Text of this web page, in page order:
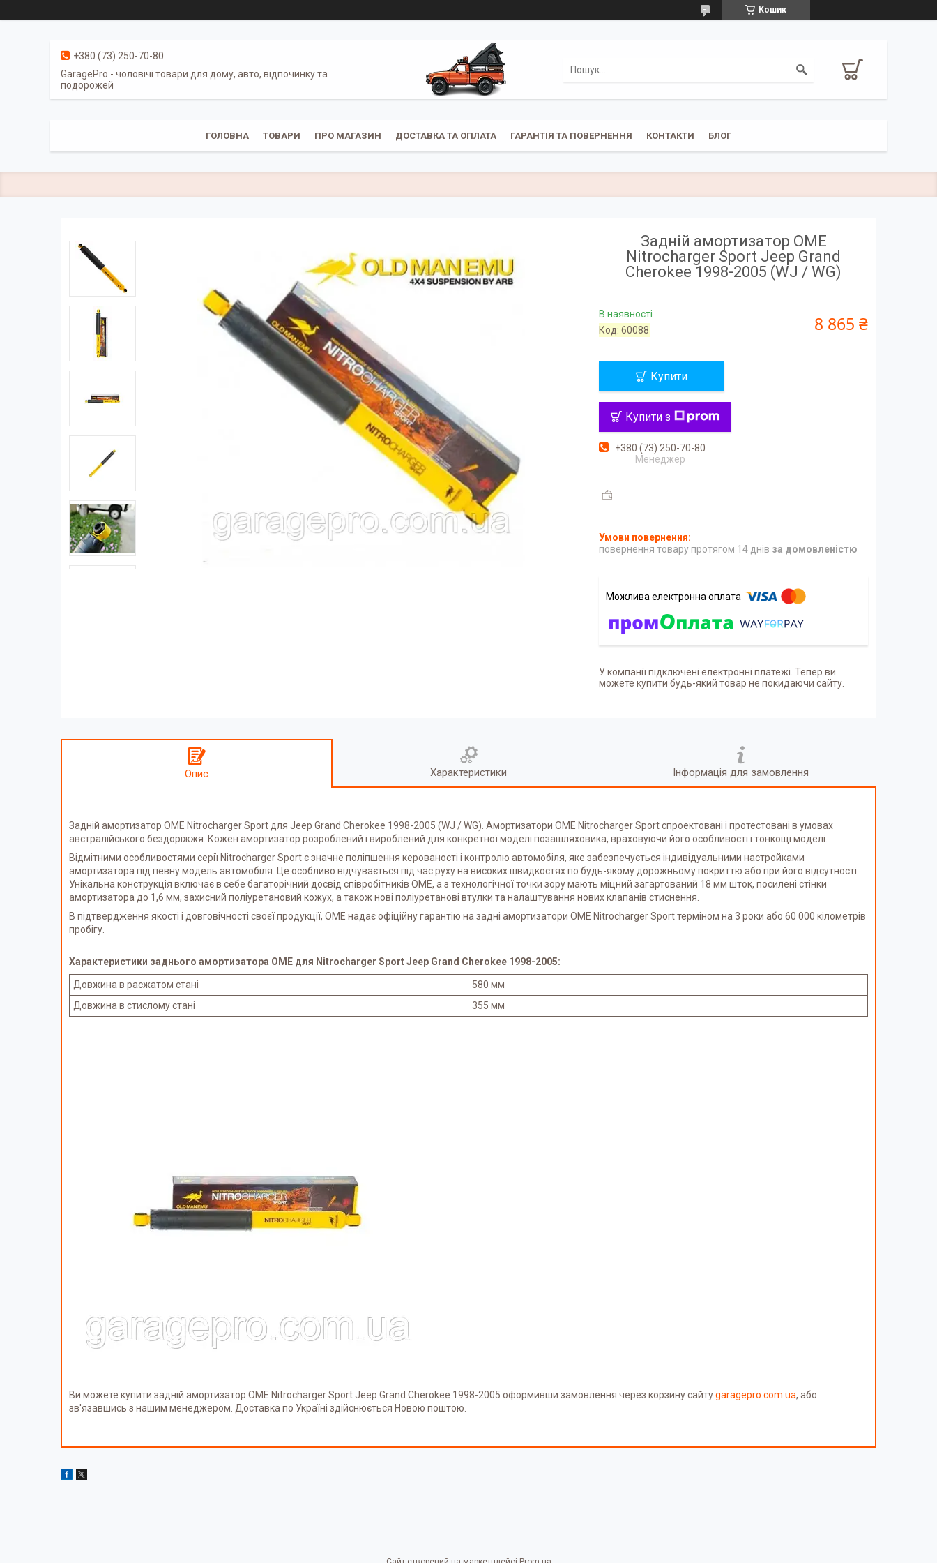
Кошик
+380 (73) 250-70-80
GaragePro - чоловічі товари для дому, авто, відпочинку та
подорожей
ГОЛОВНА ТОВАРИ ПРО МАГАЗИН ДОСТАВКА ТА ОПЛАТА ГАРАНТІЯ ТА ПОВЕРНЕННЯ КОНТАКТИ БЛОГ
Задній амортизатор OME
Nitrocharger Sport Jeep Grand
Cherokee 1998-2005 (WJ / WG)
В наявності
Код:60088 8 865 ₴
Купити
Купити з
+380 (73) 250-70-80
Менеджер
повернення товару протягом 14 днів за домовленістю
У компанії підключені електронні платежі. Тепер ви
можете купити будь-який товар не покидаючи сайту.
Опис Характеристики Інформація для замовлення
Задній амортизатор OME Nitrocharger Sport для Jeep Grand Cherokee 1998-2005 (WJ / WG). Амортизатори OME Nitrocharger Sport спроектовані і протестовані в умовах
австралійського бездоріжжя. Кожен амортизатор розроблений і вироблений для конкретної моделі позашляховика, враховуючи його особливості і тонкощі моделі.
Відмітними особливостями серії Nitrocharger Sport є значне поліпшення керованості і контролю автомобіля, яке забезпечується індивідуальними настройками
амортизатора під певну модель автомобіля. Це особливо відчувається під час руху на високих швидкостях по будь-якому дорожньому покриттю або при його відсутності.
Унікальна конструкція включає в себе багаторічний досвід співробітників OME, а з технологічної точки зору мають міцний загартований 18 мм шток, посилені стінки
амортизатора до 1,6 мм, захисний поліуретановий кожух, а також нові поліуретанові втулки та налаштування нових клапанів стиснення.
В підтвердження якості і довговічності своєї продукції, OME надає офіційну гарантію на задні амортизатори OME Nitrocharger Sport терміном на 3 роки або 60 000 кілометрів
пробігу.
Характеристики заднього амортизатора OME для Nitrocharger Sport Jeep Grand Cherokee 1998-2005:
Довжина в расжатом стані
580 мм
Довжина в стислому стані
355 мм
Ви можете купити задній амортизатор OME Nitrocharger Sport Jeep Grand Cherokee 1998-2005 оформивши замовлення через корзину сайтуgaragepro.com.ua, або
зв'язавшись з нашим менеджером. Доставка по Україні здійснюється Новою поштою.